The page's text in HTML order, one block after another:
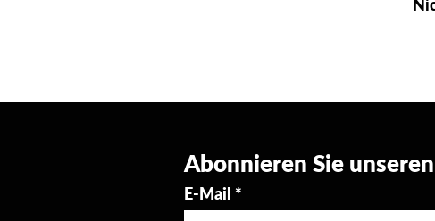
Abonnieren Sie
E-Mail *